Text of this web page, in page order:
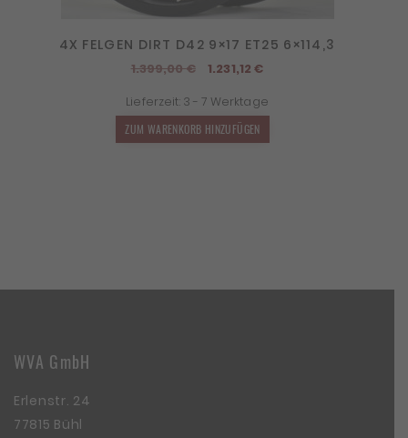
4X FELGEN DIRT D42 9×17 ET25 6×114,3
1.399,00€
Ursprünglicher
war:
1.399,00 €
1.231,12€Aktueller
ist:
Lieferzeit: 3 - 7 Werktage
ZUM WARENKORB HINZUFÜGEN
WVA GmbH
Erlenstr. 24
77815 Bühl